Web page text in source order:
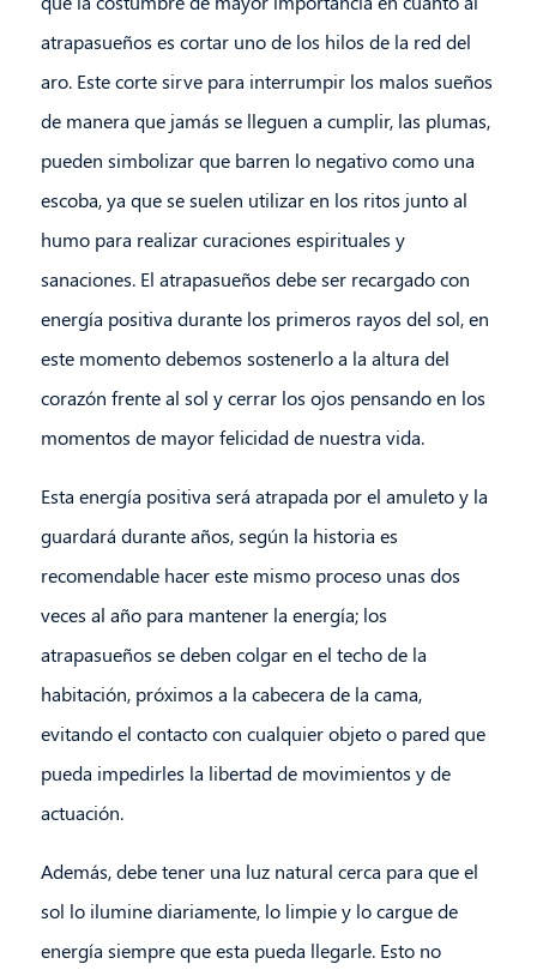
atrapasueños es cortar uno de los hilos de la red del
aro. Este corte sirve para interrumpir los malos sueños
de manera que jamás se lleguen a cumplir, las plumas,
pueden simbolizar que barren lo negativo como una
escoba, ya que se suelen utilizar en los ritos junto al
humo para realizar curaciones espirituales y
sanaciones. El atrapasueños debe ser recargado con
energía positiva durante los primeros rayos del sol, en
este momento debemos sostenerlo a la altura del
corazón frente al sol y cerrar los ojos pensando en los
momentos de mayor felicidad de nuestra vida.
Esta energía positiva será atrapada por el amuleto y la
guardará durante años, según la historia es
recomendable hacer este mismo proceso unas dos
veces al año para mantener la energía; los
atrapasueños se deben colgar en el techo de la
habitación, próximos a la cabecera de la cama,
evitando el contacto con cualquier objeto o pared que
pueda impedirles la libertad de movimientos y de
actuación.
Además, debe tener una luz natural cerca para que el
sol lo ilumine diariamente, lo limpie y lo cargue de
energía siempre que esta pueda llegarle. Esto no